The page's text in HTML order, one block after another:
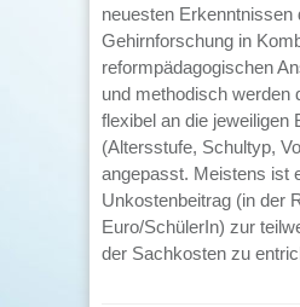
neuesten Erkenntnissen
Gehirnforschung in
reformpädagogischen
und methodisch werden
flexibel an die jeweiligen
(Altersstufe, Schultyp,
angepasst. Meistens ist
Unkostenbeitrag (in der
Euro/SchülerIn) zur
der Sachkosten zu